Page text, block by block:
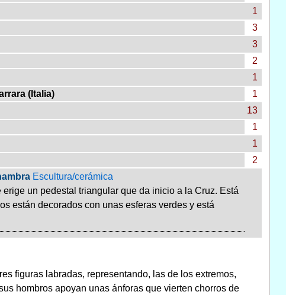
1
3
3
2
1
(Italia)
1
13
1
1
2
Escultura/cerámica
un pedestal triangular que da inicio a la Cruz. Está
están decorados con unas esferas verdes y está
figuras labradas, representando, las de los extremos,
hombros apoyan unas ánforas que vierten chorros de